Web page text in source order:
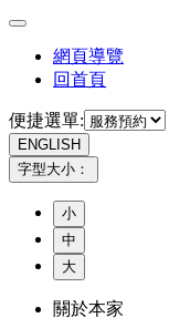
網頁導覽
回首頁
便捷選單:
ENGLISH
字型大小：
小
中
大
關於本家